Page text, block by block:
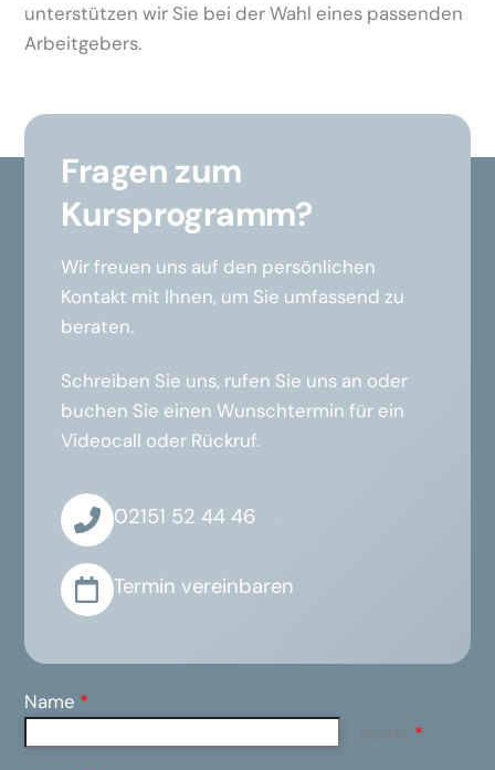
unterstützen wir Sie bei der Wahl eines passenden
Arbeitgebers.
Fragen zum
Kursprogramm?
Wir freuen uns auf den persönlichen
Kontakt mit Ihnen, um Sie umfassend zu
beraten.
Schreiben Sie uns, rufen Sie uns an oder
buchen Sie einen Wunschtermin für ein
Videocall oder Rückruf.
02151 52 44 46
Termin vereinbaren
Name *
Name *